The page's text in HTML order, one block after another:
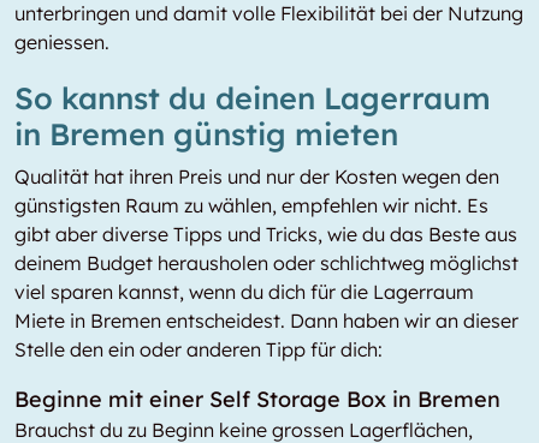
unterbringen und damit volle Flexibilität bei der Nutzung
geniessen.
So kannst du deinen Lagerraum
in Bremen günstig mieten
Qualität hat ihren Preis und nur der Kosten wegen den
günstigsten Raum zu wählen, empfehlen wir nicht. Es
gibt aber diverse Tipps und Tricks, wie du das Beste aus
deinem Budget herausholen oder schlichtweg möglichst
viel sparen kannst, wenn du dich für die Lagerraum
Miete in Bremen entscheidest. Dann haben wir an dieser
Stelle den ein oder anderen Tipp für dich:
Beginne mit einer Self Storage Box in Bremen
Brauchst du zu Beginn keine grossen Lagerflächen,